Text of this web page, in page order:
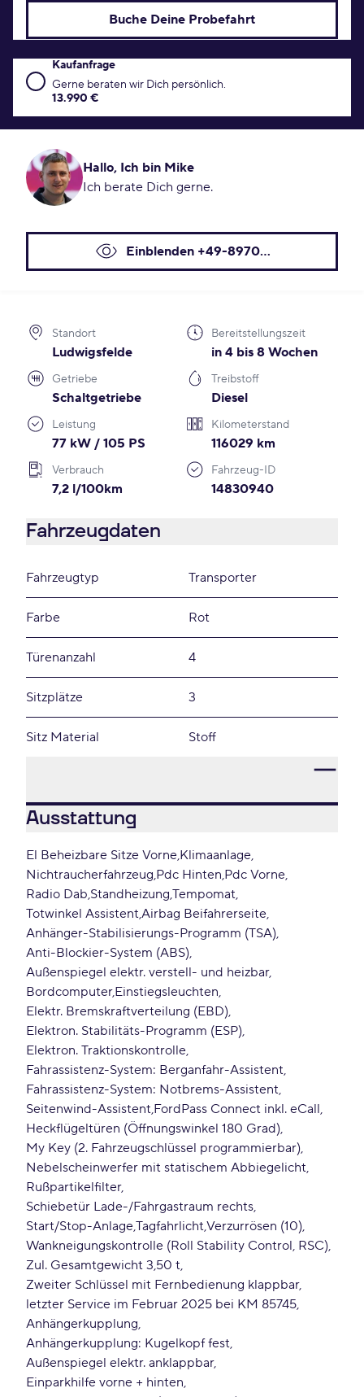
Buche Deine Probefahrt
Kaufanfrage Konditionen
Kaufanfrage
Gerne beraten wir Dich persönlich.
13.990 €
Hallo, Ich bin Mike
Ich berate Dich gerne.
Einblenden +49-8970...
Standort
Ludwigsfelde
Bereitstellungszeit
in 4 bis 8 Wochen
Getriebe
Schaltgetriebe
Treibstoff
Diesel
Leistung
77 kW / 105 PS
Kilometerstand
116029 km
Verbrauch
7,2 l/100km
Fahrzeug-ID
14830940
Fahrzeugdaten
Fahrzeugtyp Transporter
Farbe Rot
Türenanzahl 4
Sitzplätze 3
Sitz Material Stoff
Ausstattung
El Beheizbare Sitze Vorne Klimaanlage
Nichtraucherfahrzeug Pdc Hinten Pdc Vorne
Radio Dab Standheizung Tempomat
Totwinkel AssistentAirbag Beifahrerseite
Anhänger-Stabilisierungs-Programm (TSA)
Anti-Blockier-System (ABS)
Außenspiegel elektr. verstell- und heizbar
Bordcomputer Einstiegsleuchten
Elektr. Bremskraftverteilung (EBD)
Elektron. Stabilitäts-Programm (ESP)
Elektron. Traktionskontrolle
Fahrassistenz-System: Berganfahr-Assistent
Fahrassistenz-System: Notbrems-Assistent
Seitenwind-Assistent FordPass Connect inkl. eCall
Heckflügeltüren (Öffnungswinkel 180 Grad)
My Key (2. Fahrzeugschlüssel programmierbar)
Nebelscheinwerfer mit statischem Abbiegelicht
Rußpartikelfilter
Schiebetür Lade-/Fahrgastraum rechts
Start/Stop-AnlageTagfahrlichtVerzurrösen (10)
Wankneigungskontrolle (Roll Stability Control, RSC)
Zul. Gesamtgewicht 3,50 t
Zweiter Schlüssel mit Fernbedienung klappbar
letzter Service im Februar 2025 bei KM 85745
Anhängerkupplung
Anhängerkupplung: Kugelkopf fest
Außenspiegel elektr. anklappbar
Einparkhilfe vorne + hinten